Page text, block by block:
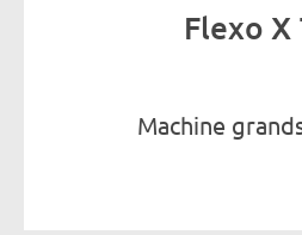
Flexo X
Machine